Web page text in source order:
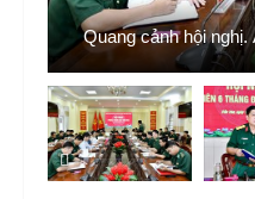
Quang cảnh hội